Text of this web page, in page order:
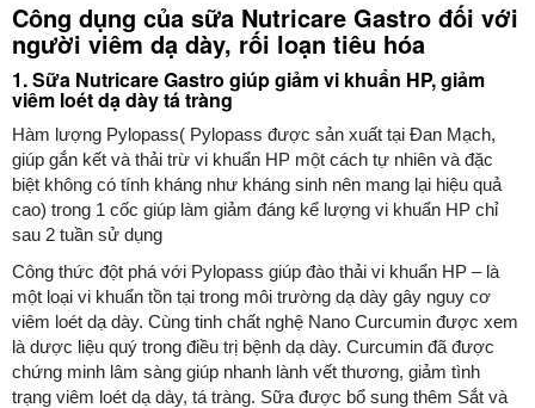
Công dụng của sữa Nutricare Gastro đối với
người viêm dạ dày, rối loạn tiêu hóa
1. Sữa Nutricare Gastro giúp giảm vi khuẩn HP, giảm
viêm loét dạ dày tá tràng
Hàm lượng Pylopass( Pylopass được sản xuất tại Đan Mạch,
giúp gắn kết và thải trừ vi khuẩn HP một cách tự nhiên và đặc
biệt không có tính kháng như kháng sinh nên mang lại hiệu quả
cao) trong 1 cốc giúp làm giảm đáng kể lượng vi khuẩn HP chỉ
sau 2 tuần sử dụng
Công thức đột phá với Pylopass giúp đào thải vi khuẩn HP – là
một loại vi khuẩn tồn tại trong môi trường dạ dày gây nguy cơ
viêm loét dạ dày. Cùng tinh chất nghệ Nano Curcumin được xem
là dược liệu quý trong điều trị bệnh dạ dày. Curcumin đã được
chứng minh lâm sàng giúp nhanh lành vết thương, giảm tình
trạng viêm loét dạ dày, tá tràng. Sữa được bổ sung thêm Sắt và